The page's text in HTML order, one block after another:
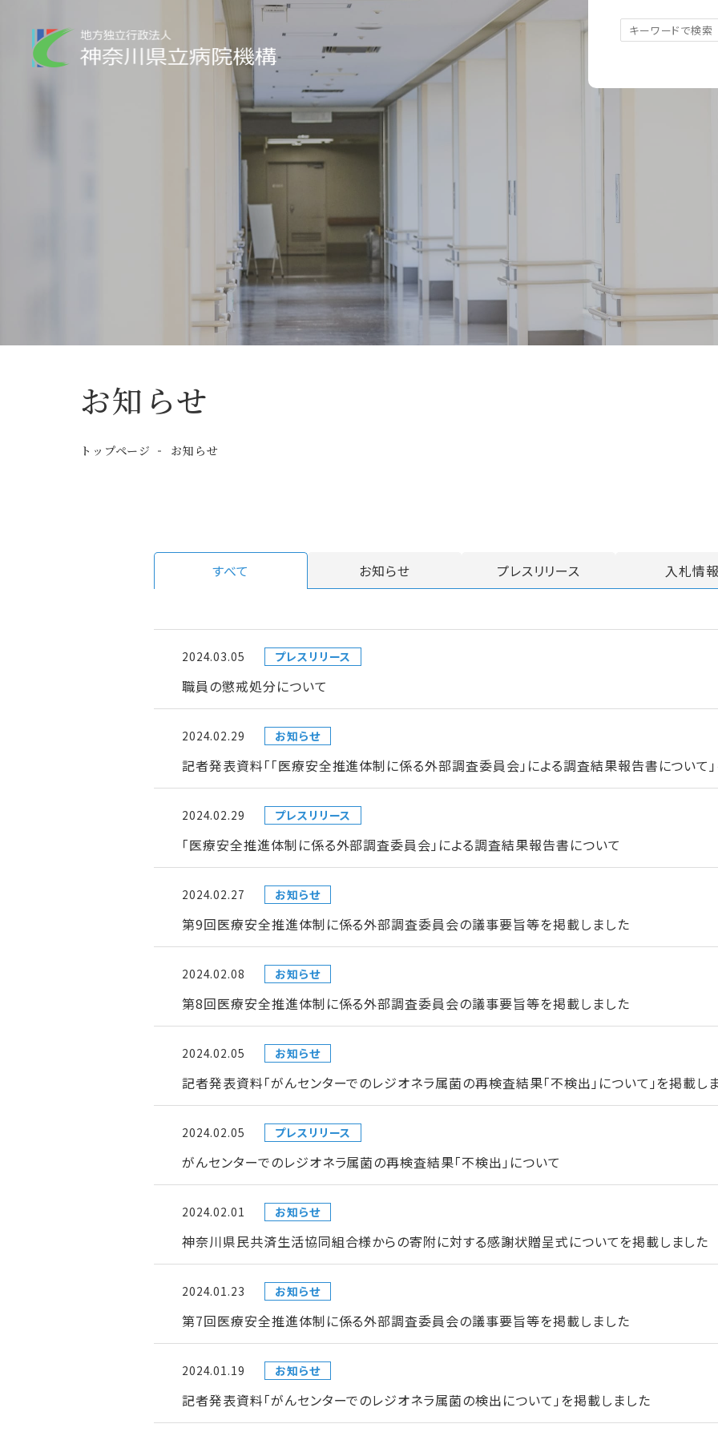
お知らせ
トップページ お知らせ
すべて お知らせ プレスリリース 入札情
2024.03.05 プレスリリース
職員の懲戒処分について
2024.02.29 お知らせ
記者発表資料「「医療安全推進体制に係る外部調査委員会」による調査結果報告書について
2024.02.29 プレスリリース
「医療安全推進体制に係る外部調査委員会」による調査結果報告書について
2024.02.27 お知らせ
第9回医療安全推進体制に係る外部調査委員会の議事要旨等を掲載しました
2024.02.08 お知らせ
第8回医療安全推進体制に係る外部調査委員会の議事要旨等を掲載しました
2024.02.05 お知らせ
記者発表資料「がんセンターでのレジオネラ属菌の再検査結果「不検出」について」を掲載し
2024.02.05 プレスリリース
がんセンターでのレジオネラ属菌の再検査結果「不検出」について
2024.02.01 お知らせ
神奈川県民共済生活協同組合様からの寄附に対する感謝状贈呈式についてを掲載しました
2024.01.23 お知らせ
第7回医療安全推進体制に係る外部調査委員会の議事要旨等を掲載しました
2024.01.19 お知らせ
記者発表資料「がんセンターでのレジオネラ属菌の検出について」を掲載しました